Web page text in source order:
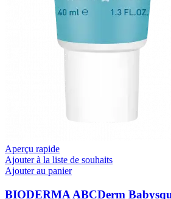
Aperçu rapide
Ajouter à la liste de souhaits
Ajouter au panier
BIODERMA ABCDerm